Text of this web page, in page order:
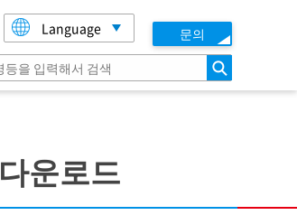
Language 문의
검색
다운로드